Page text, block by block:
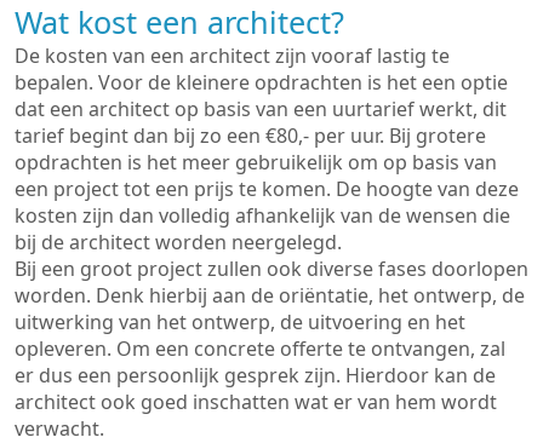
Wat kost een architect?
De kosten van een architect zijn vooraf lastig te
bepalen. Voor de kleinere opdrachten is het een optie
dat een architect op basis van een uurtarief werkt, dit
tarief begint dan bij zo een €80,- per uur. Bij grotere
opdrachten is het meer gebruikelijk om op basis van
een project tot een prijs te komen. De hoogte van deze
kosten zijn dan volledig afhankelijk van de wensen die
bij de architect worden neergelegd.
Bij een groot project zullen ook diverse fases doorlopen
worden. Denk hierbij aan de oriëntatie, het ontwerp, de
uitwerking van het ontwerp, de uitvoering en het
opleveren. Om een concrete offerte te ontvangen, zal
er dus een persoonlijk gesprek zijn. Hierdoor kan de
architect ook goed inschatten wat er van hem wordt
verwacht.